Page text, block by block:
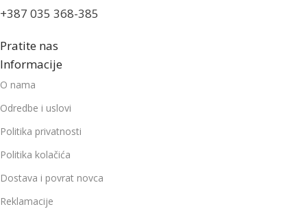
+387 035 368-385
Pratite nas
Informacije
O nama
Odredbe i uslovi
Politika privatnosti
Politika kolačića
Dostava i povrat novca
Reklamacije